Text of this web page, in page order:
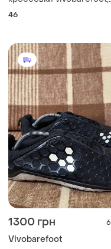
р.46.
46
1300 грн 6
Vivobarefoot